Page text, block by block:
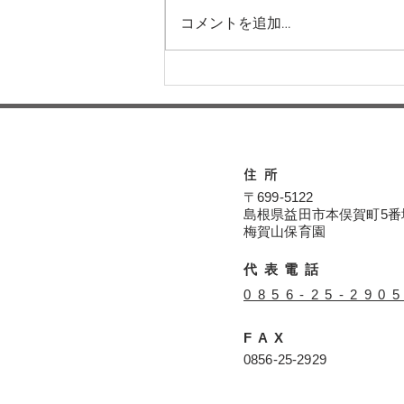
本日の給食メニュー(08/04)
ー梅賀山保育園 益田市保育
コメントを追加…
住所
〒699-5122
島根県益田市本俣賀町5番
​​梅賀山保育園
代表電話
​0856-25-2905
FAX
​0856-25-2929